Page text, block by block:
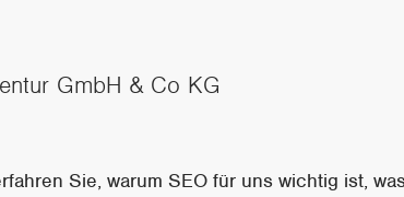
GmbH & Co KG
Sie, warum SEO für uns wichtig ist,